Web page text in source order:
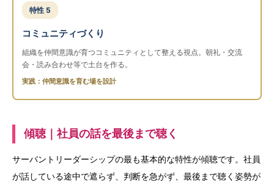
特性 5
コミュニティづくり
組織を仲間意識が育つコミュニティとして整える視点。朝礼・交流
会・読み合わせ等で土台を作る。
実践：仲間意識を育む場を設計
傾聴｜社員の話を最後まで聴く
サーバントリーダーシップの最も基本的な特性が傾聴です。社員
が話している途中で遮らず、判断を急がず、最後まで聴く姿勢が